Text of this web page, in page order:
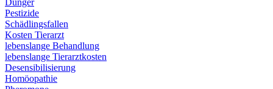
Dünger
Pestizide
Schädlingsfallen
Kosten Tierarzt
lebenslange Behandlung
lebenslange Tierarztkosten
Desensibilisierung
Homöopathie